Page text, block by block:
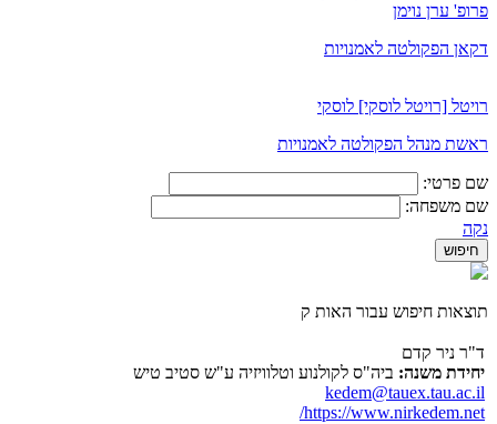
פרופ' ערן נוימן
דקאן הפקולטה לאמנויות
רויטל [רויטל לוסקי] לוסקי
ראשת מנהל הפקולטה לאמנויות
שם פרטי:
שם משפחה:
נקה
תוצאות חיפוש עבור האות ק
ד"ר ניר קדם
יחידת משנה: ביה"ס לקולנוע וטלוויזיה ע"ש סטיב טיש
kedem@tauex.tau.ac.il
https://www.nirkedem.net/